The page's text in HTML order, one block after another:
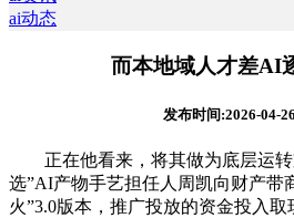
ai动态
而本地域人才差AI
发布时间:2026-04-
正在他看来，将其做为底层运转
选”AI产物手艺担任人周凯向财产带
火”3.0版本，推广投放的资金投入